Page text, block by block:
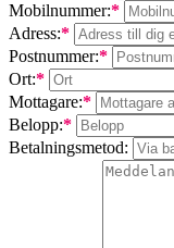
Mobilnummer:*
Adress:*
Postnummer:*
Ort:*
Mottagare:*
Belopp:*
Betalningsmetod: